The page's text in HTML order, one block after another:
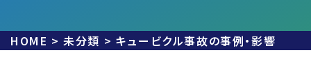
HOME >未分類 > キュービクル事故の事例・影響